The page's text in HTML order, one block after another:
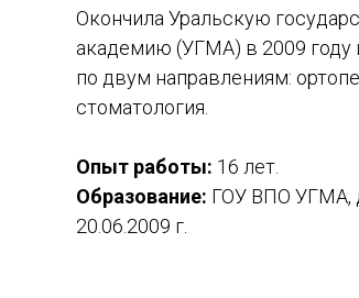
Окончила Уральскую
академию (УГМА) в 2009
по двум направлениям:
стоматология.
Опыт работы: 16 лет.
Образование: ГОУ ВПО УГМА,
20.06.2009 г.